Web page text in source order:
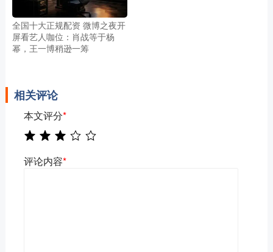
全国十大正规配资 微博之夜开
屏看艺人咖位：肖战等于杨
幂，王一博稍逊一筹
相关评论
本文评分*
评论内容*